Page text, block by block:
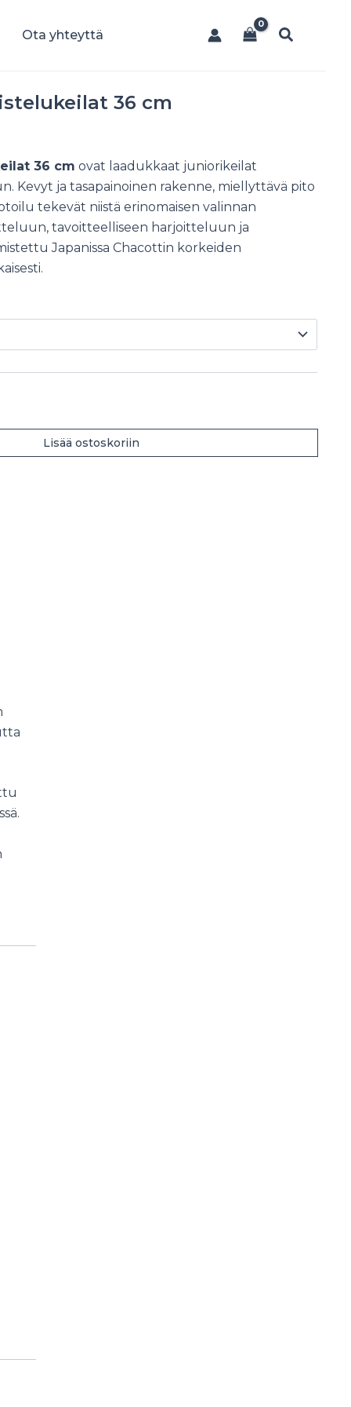
Ota yhteyttä Hae
36 cm
36 cm ovat laadukkaat juniorikeilat
Kevyt ja tasapainoinen rakenne, miellyttävä pito
tekevät niistä erinomaisen valinnan
tavoitteelliseen harjoitteluun ja
Japanissa Chacottin korkeiden
Lisää ostoskoriin